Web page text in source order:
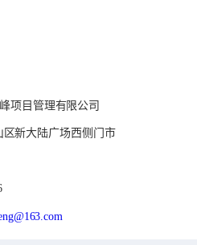
项目管理有限公司
区新大陆广场西侧门市
63.com